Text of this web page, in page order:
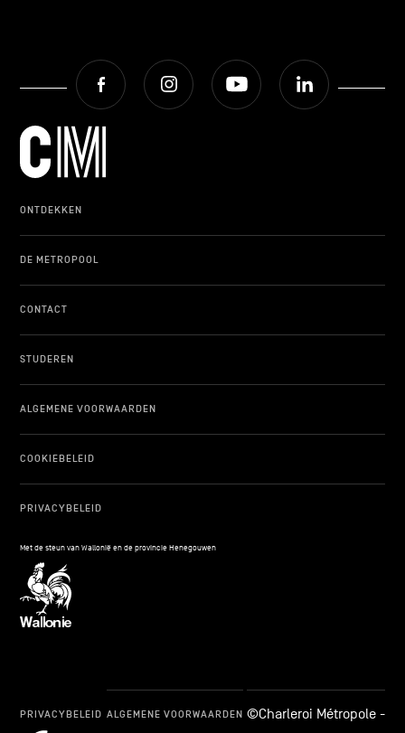
Facebook Instagram Youtube
ONTDEKKEN
DE METROPOOL
CONTACT
STUDEREN
ALGEMENE VOORWAARDEN
COOKIEBELEID
PRIVACYBELEID
Met de steun van Wallonië en de provincie Henegouwen
PRIVACYBELEID ALGEMENE VOORWAARDEN ©Charleroi Métropole -